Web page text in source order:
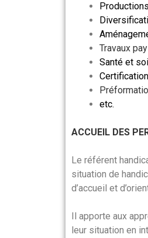
Travaux
Santé et
etc.
ACCUEIL DES
Le référent
situation de
d’accueil et
Il apporte aux
leur situation en